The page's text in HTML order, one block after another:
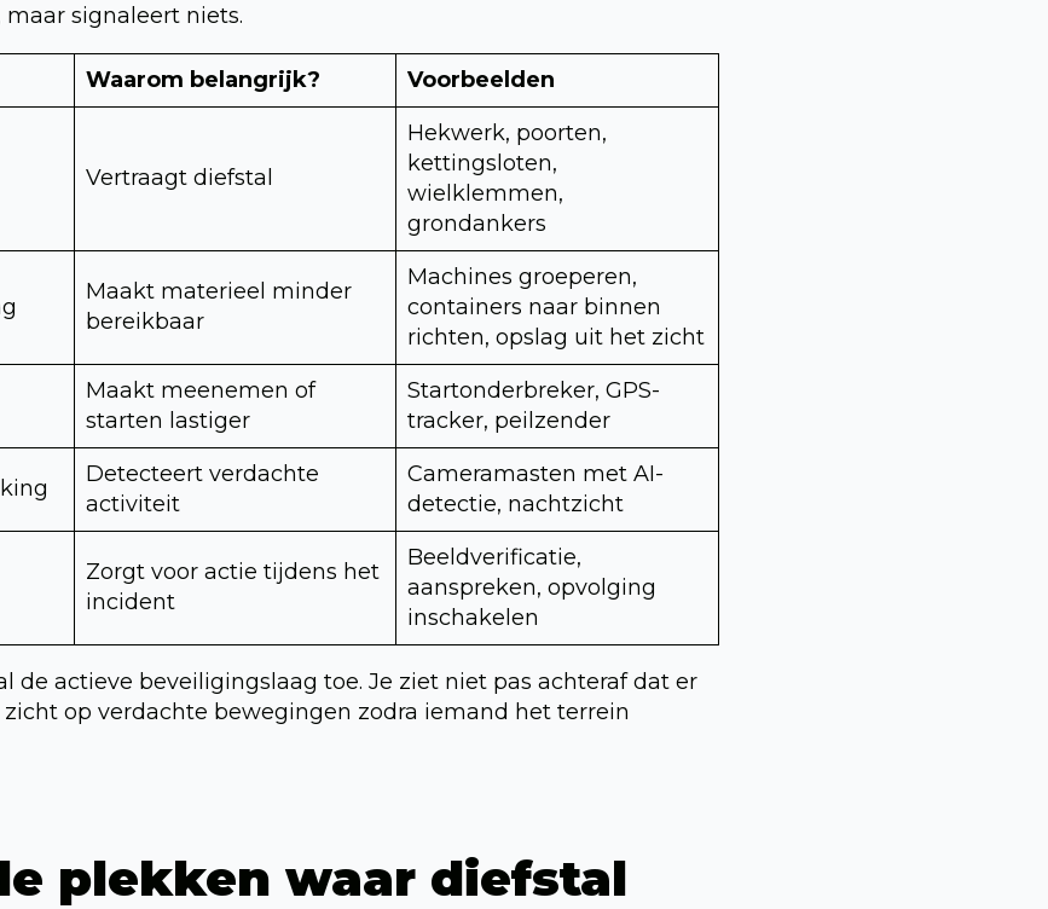
signaleert niets.
Waarom belangrijk? Voorbeelden
Vertraagt diefstal
Hekwerk, poorten,
kettingsloten,
wielklemmen,
grondankers
Maakt materieel minder
bereikbaar
Machines groeperen,
containers naar binnen
richten, opslag uit het zicht
Maakt meenemen of
starten lastiger
Startonderbreker, GPS-
tracker, peilzender
Detecteert verdachte
activiteit
Cameramasten met AI-
detectie, nachtzicht
Zorgt voor actie tijdens het
incident
Beeldverificatie,
aanspreken, opvolging
inschakelen
de actieve beveiligingslaag toe. Je ziet niet pas achteraf dat er
op verdachte bewegingen zodra iemand het terrein
plekken waar diefstal